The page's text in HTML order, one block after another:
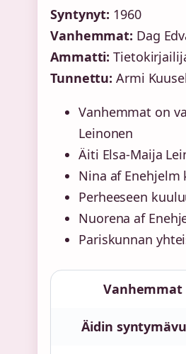
Syntynyt: 1960
Vanhemmat: Dag
Ammatti:
Tunnettu: Armi
Vanhemmat on
Leinonen
Äiti Elsa-Maija
Nina af
Perheeseen
Nuorena af
Pariskunnan
Vanhemmat
Äidin